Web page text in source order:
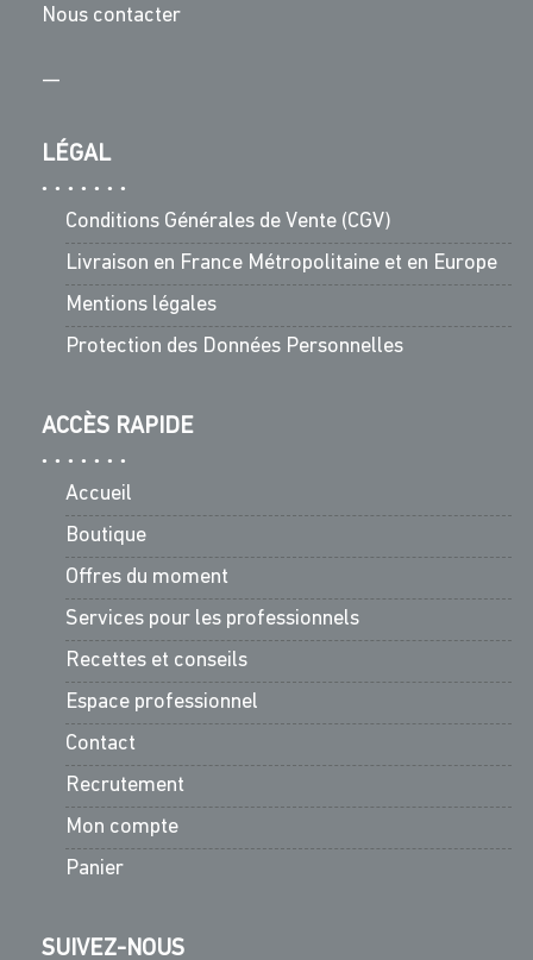
Nous contacter
—
LÉGAL
Conditions Générales de Vente (CGV)
Livraison en France Métropolitaine et en Europe
Mentions légales
Protection des Données Personnelles
ACCÈS RAPIDE
Accueil
Boutique
Offres du moment
Services pour les professionnels
Recettes et conseils
Espace professionnel
Contact
Recrutement
Mon compte
Panier
SUIVEZ-NOUS